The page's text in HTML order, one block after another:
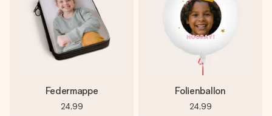
Federmappe
24,99
Folienballon
24,99